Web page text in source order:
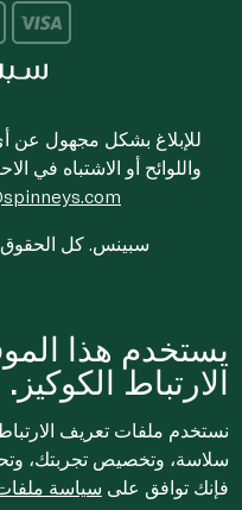
للإبلاغ بشكل مجهول عن
واللوائح أو الاشتباه في
© 2020-2026 سبينس. كل
يستخدم هذا
الارتباط الكوكيز.
نستخدم ملفات تعريف
سلاسة، وتخصيص تجربتك،
فإنك توافق على سياسة